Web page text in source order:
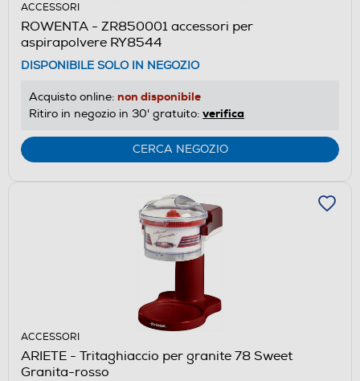
ACCESSORI
ROWENTA - ZR850001 accessori per
aspirapolvere RY8544
DISPONIBILE SOLO IN NEGOZIO
Acquisto online: non disponibile
Ritiro in negozio in 30' gratuito: verifica
CERCA NEGOZIO
ACCESSORI
ARIETE - Tritaghiaccio per granite 78 Sweet
Granita-rosso